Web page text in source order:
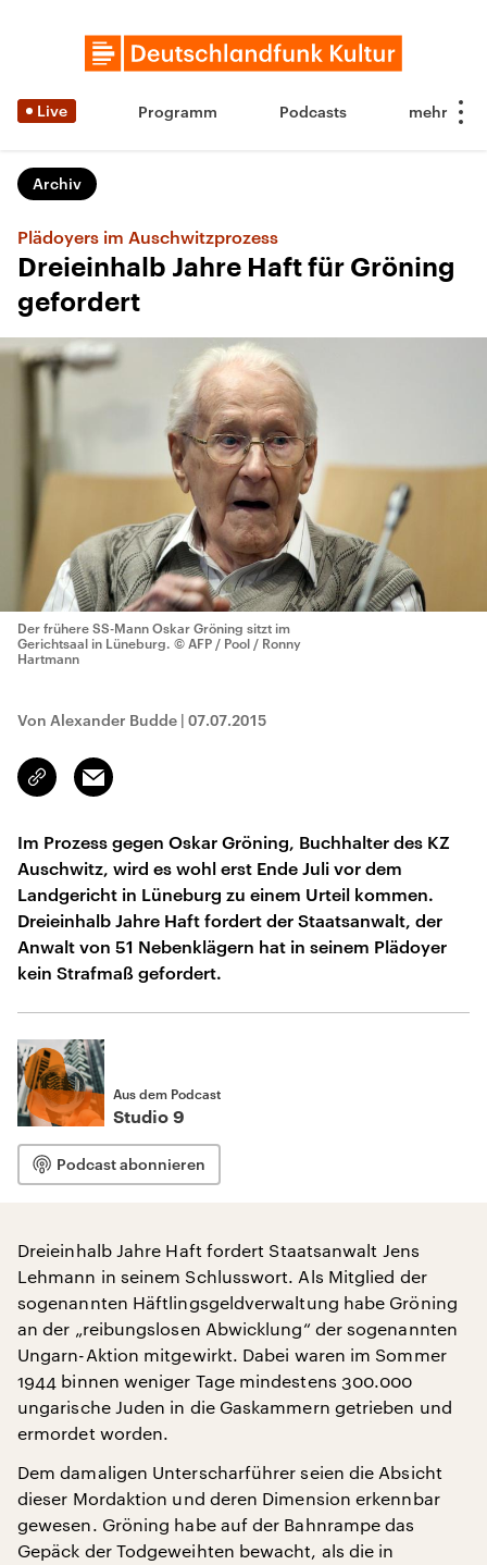
Live Programm Podcasts
Archiv
Plädoyers im Auschwitzprozess
Dreieinhalb Jahre Haft für Gröning
gefordert
Der frühere SS-Mann Oskar Gröning sitzt im
Gerichtsaal in Lüneburg. © AFP / Pool / Ronny
Hartmann
Von Alexander Budde | 07.07.2015
Link
kopieren/teilen
Email
Im Prozess gegen Oskar Gröning, Buchhalter des KZ
Auschwitz, wird es wohl erst Ende Juli vor dem
Landgericht in Lüneburg zu einem Urteil kommen.
Dreieinhalb Jahre Haft fordert der Staatsanwalt, der
Anwalt von 51 Nebenklägern hat in seinem Plädoyer
kein Strafmaß gefordert.
Aus dem Podcast
Studio 9
Podcast abonnieren
Dreieinhalb Jahre Haft fordert Staatsanwalt Jens
Lehmann in seinem Schlusswort. Als Mitglied der
sogenannten Häftlingsgeldverwaltung habe Gröning
an der „reibungslosen Abwicklung“ der sogenannten
Ungarn-Aktion mitgewirkt. Dabei waren im Sommer
1944 binnen weniger Tage mindestens 300.000
ungarische Juden in die Gaskammern getrieben und
ermordet worden.
Dem damaligen Unterscharführer seien die Absicht
dieser Mordaktion und deren Dimension erkennbar
gewesen. Gröning habe auf der Bahnrampe das
Gepäck der Todgeweihten bewacht, als die in